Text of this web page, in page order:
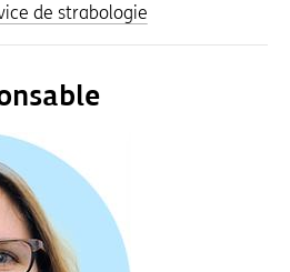
de strabologie